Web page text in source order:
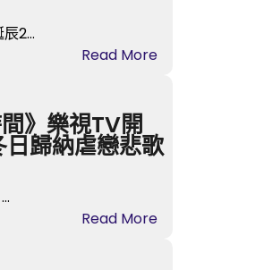
2…
Read More:
格
講
南
間》樂視TV開
歸納虐戀悲歌
Read More: